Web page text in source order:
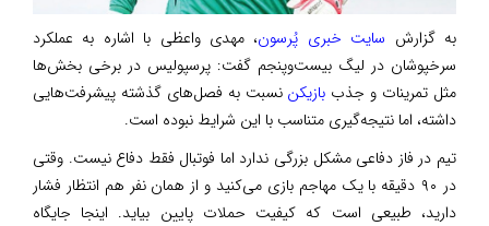
به گزارش سایت خبری پُرسون، مهدی واعظی با اشاره به عملکرد
سرخپوشان در لیگ بیست‌وپنجم گفت: پرسپولیس در برخی بخش‌ها
مثل تمرینات و جذب بازیکن نسبت به فصل‌های گذشته پیشرفت‌هایی
داشته، اما نتیجه‌گیری متناسب با این شرایط نبوده است.
تیم در فاز دفاعی مشکل بزرگی ندارد اما فوتبال فقط دفاع نیست. وقتی
در ۹۰ دقیقه با یک مهاجم بازی می‌کنید و از همان نفر هم انتظار فشار
دارید، طبیعی است که کیفیت حملات پایین بیاید. اینجا جایگاه